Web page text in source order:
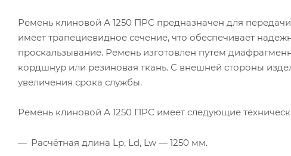
Ремень клиновой А 1250 ПРС предназначен для
имеет трапециевидное сечение, что обеспечивает
проскальзывание. Ремень изготовлен путем
кордшнур или резиновая ткань. С внешней стороны
увеличения срока службы.
Ремень клиновой А 1250 ПРС имеет следующие
Расчётная длина Lp, Ld, Lw — 1250 мм.